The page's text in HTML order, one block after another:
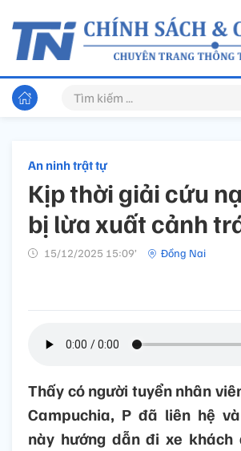
An ninh trật tự
Kịp thời giải cứu
bị lừa xuất cảnh
15/12/2025 15:09’ Đồng Nai
Thấy có người tuyển nhân
Campuchia, P đã liên hệ
này hướng dẫn đi xe khách